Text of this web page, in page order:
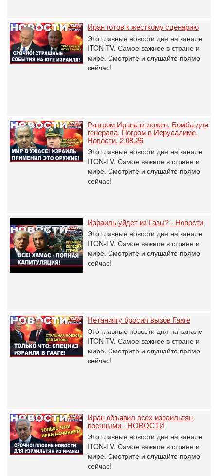
Иран готов к жесткому сценарию
Это главные новости дня на канале
ITON-TV. Самое важное в стране и
мире. Смотрите и слушайте прямо
сейчас!
Разгром Ирана отложен. Бомба для
генерала. Погром в Иерусалиме.
Новости. 2.08.26
Это главные новости дня на канале
ITON-TV. Самое важное в стране и
мире. Смотрите и слушайте прямо
сейчас!
Израиль уйдет из Газы? - Новости
Это главные новости дня на канале
ITON-TV. Самое важное в стране и
мире. Смотрите и слушайте прямо
сейчас!
Нетаниягу бросил вызов Гааге
Это главные новости дня на канале
ITON-TV. Самое важное в стране и
мире. Смотрите и слушайте прямо
сейчас!
Иран объявил всех израильтян
военными - НОВОСТИ
Это главные новости дня на канале
ITON-TV. Самое важное в стране и
мире. Смотрите и слушайте прямо
сейчас!